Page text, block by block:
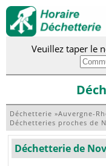
Veuillez taper le
Déchetterie »Auvergne-
Déchetteries proches de
Déchetterie de